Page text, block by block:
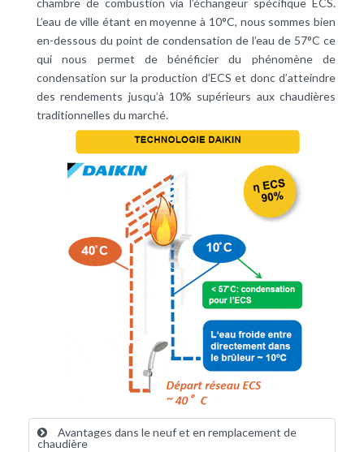
chambre de combustion via l’échangeur spécifique ECS.
L’eau de ville étant en moyenne à 10°C, nous sommes bien
en-dessous du point de condensation de l’eau de 57°C ce
qui nous permet de bénéficier du phénomène de
condensation sur la production d’ECS et donc d’atteindre
des rendements jusqu’à 10% supérieurs aux chaudières
traditionnelles du marché.
Avantages dans le neuf et en remplacement de
chaudière